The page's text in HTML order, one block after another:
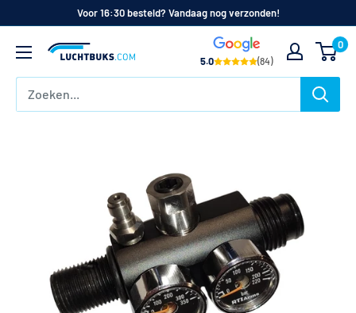
inhoud
Voor 16:30 besteld? Vandaag nog verzonden!
Luchtbuks.com
5.0 (84)
0